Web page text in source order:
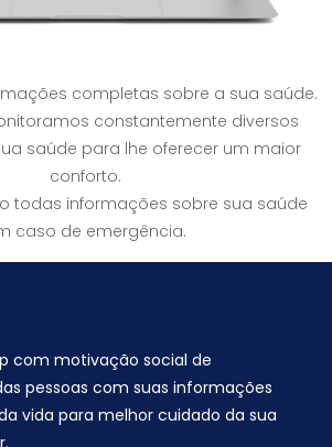
completas sobre a sua saúde.
constantemente diversos
saúde para lhe oferecer um maior
conforto.
todas informações sobre sua saúde
caso de emergência.
com motivação social de
pessoas com suas informações
vida para melhor cuidado da sua